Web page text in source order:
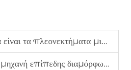
μιας παραγωγικής γραμμής διακοπής τριών εν ενεργεία συγκριτικά με τα παραδοσιακά συστήματα;
με υδραυλικό σύστημα εξασφαλίζει ανώτερα αποτελέσματα επιπέδωσης;